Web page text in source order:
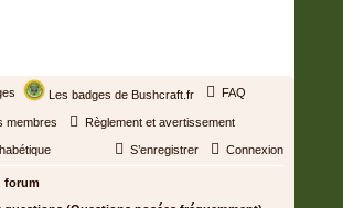
Les badges de Bushcraft.fr FAQ
membres Règlement et avertissement
Connexion
S’enregistrer
forum